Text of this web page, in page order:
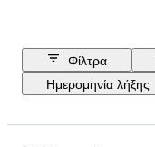
Φίλτρα
Ημερομηνία λήξης